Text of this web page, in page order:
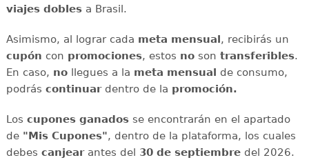
viajes doblesa Brasil.
Asimismo, al lograr cada meta mensual, recibirás un
cupón con promociones, estos noson transferibles.
En caso, nollegues a la meta mensual de consumo,
podrás continuardentro de la promoción.
Los cupones ganadosse encontrarán en el apartado
de "Mis Cupones", dentro de la plataforma, los cuales
debes canjear antes del 30 de septiembredel 2026.